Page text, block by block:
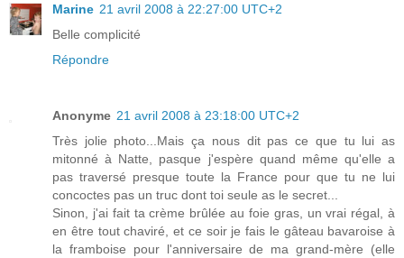
Marine 21 avril 2008 à 22:27:00 UTC+2
Belle complicité
Répondre
Anonyme 21 avril 2008 à 23:18:00 UTC+2
Très jolie photo...Mais ça nous dit pas ce que tu lui as
mitonné à Natte, pasque j'espère quand même qu'elle a
pas traversé presque toute la France pour que tu ne lui
concoctes pas un truc dont toi seule as le secret...
Sinon, j'ai fait ta crème brûlée au foie gras, un vrai régal, à
en être tout chaviré, et ce soir je fais le gâteau bavaroise à
la framboise pour l'anniversaire de ma grand-mère (elle